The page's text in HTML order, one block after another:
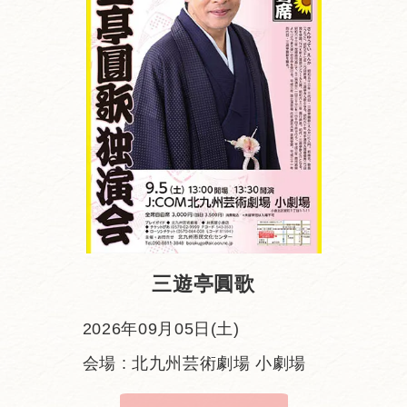
三遊亭圓歌
2026年09月05日(土)
会場 : 北九州芸術劇場 小劇場